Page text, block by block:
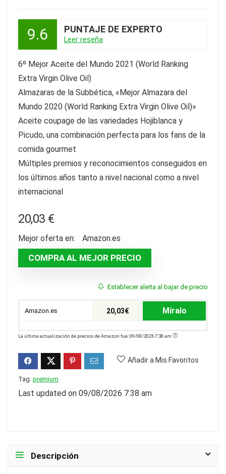
9.6 PUNTAJE DE EXPERTO
Leer reseña
6º Mejor Aceite del Mundo 2021 (World Ranking
Extra Virgin Olive Oil)
Almazaras de la Subbética, «Mejor Almazara del
Mundo 2020 (World Ranking Extra Virgin Olive Oil)»
Aceite coupage de las variedades Hojiblanca y
Picudo, una combinación perfecta para los fans de la
comida gourmet
Múltiples premios y reconocimientos conseguidos en
los últimos años tanto a nivel nacional como a nivel
internacional
20,03 €
Mejor oferta en: Amazon.es
COMPRA AL MEJOR PRECIO
Establecer alerta al bajar de precio
Amazon.es 20,03€ Míralo
La última actualización de precios de Amazon fue: 09/08/2026 7:38 am
Añadir a Mis Favoritos
Tag: premium
Last updated on 09/08/2026 7:38 am
Descripción